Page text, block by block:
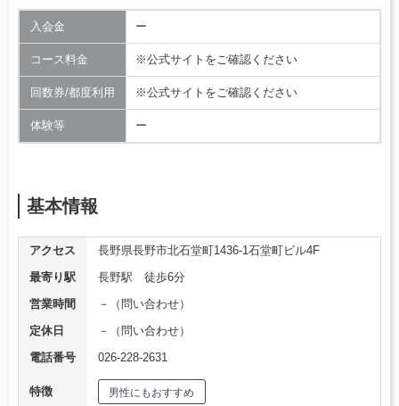
入会金 ー
コース料金 ※公式サイトをご確認ください
回数券/都度利用 ※公式サイトをご確認ください
体験等 ー
基本情報
アクセス
長野県長野市北石堂町1436-1石堂町ビル4F
最寄り駅
長野駅 徒歩6分
営業時間
－（問い合わせ）
定休日
－（問い合わせ）
電話番号
026-228-2631
特徴 男性にもおすすめ